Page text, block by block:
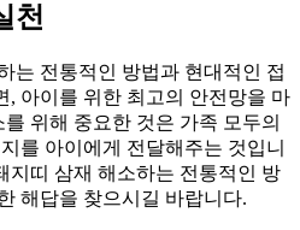
천
는 전통적인 방법과 현대적인 접
, 아이를 위한 최고의 안전망을 마
위해 중요한 것은 가족 모두의
를 아이에게 전달해주는 것입니
지띠 삼재 해소하는 전통적인 방
해답을 찾으시길 바랍니다.